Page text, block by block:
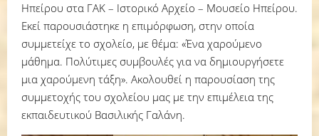
Ηπείρου στα ΓΑΚ – Ιστορικό Αρχείο – Μουσείο Ηπείρου.
Εκεί παρουσιάστηκε η επιμόρφωση, στην οποία
συμμετείχε το σχολείο, με θέμα: «Ένα χαρούμενο
μάθημα. Πολύτιμες συμβουλές για να δημιουργήσετε
μια χαρούμενη τάξη». Ακολουθεί η παρουσίαση της
συμμετοχής του σχολείου μας με την επιμέλεια της
εκπαιδευτικού Βασιλικής Γαλάνη.